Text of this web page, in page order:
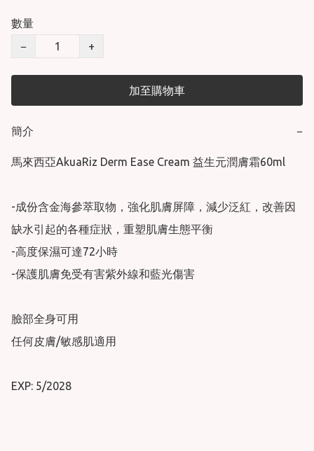
數量
−
+
加至購物車
簡介 −
馬來西亞AkuaRiz Derm Ease Cream 益生元潤膚霜60ml
-成份含金海參萃取物，強化肌膚屏障，減少泛紅，改善因
缺水引起的各種症狀，重塑肌膚生態平衡
-高度保濕可達72小時
-保護肌膚免受有害紫外線和藍光傷害
臉部全身可用
任何皮膚/敏感肌適用